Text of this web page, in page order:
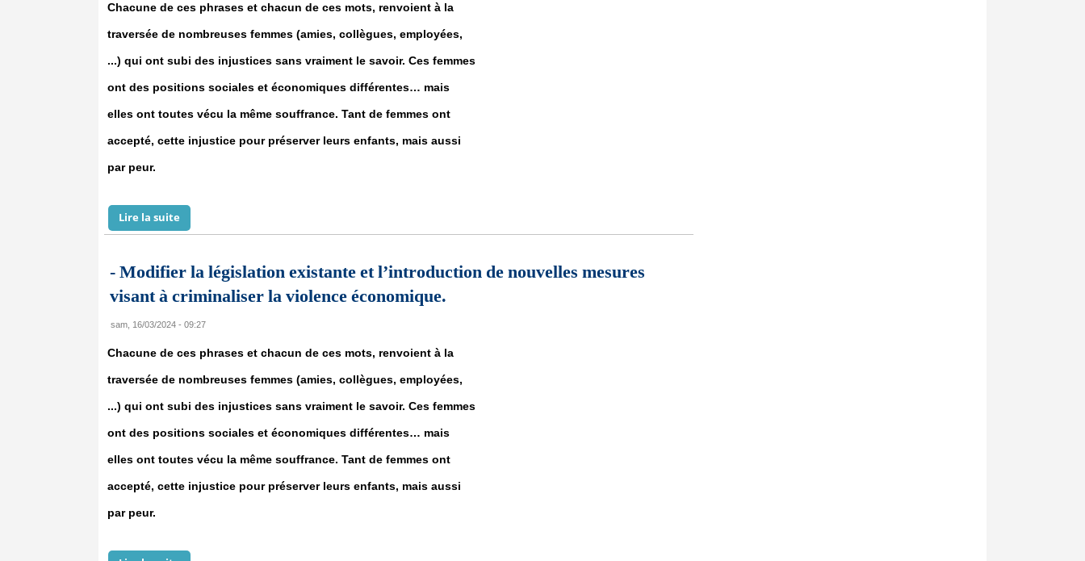
Chacune de ces phrases et chacun de ces mots, renvoient à la
traversée de nombreuses femmes (amies, collègues, employées,
...) qui ont subi des injustices sans vraiment le savoir. Ces femmes
ont des positions sociales et économiques différentes… mais
elles ont toutes vécu la même souffrance. Tant de femmes ont
accepté, cette injustice pour préserver leurs enfants, mais aussi
par peur.
Lire la suite
- Modifier la législation existante et l’introduction de nouvelles mesures
visant à criminaliser la violence économique.
sam, 16/03/2024 - 09:27
Chacune de ces phrases et chacun de ces mots, renvoient à la
traversée de nombreuses femmes (amies, collègues, employées,
...) qui ont subi des injustices sans vraiment le savoir. Ces femmes
ont des positions sociales et économiques différentes… mais
elles ont toutes vécu la même souffrance. Tant de femmes ont
accepté, cette injustice pour préserver leurs enfants, mais aussi
par peur.